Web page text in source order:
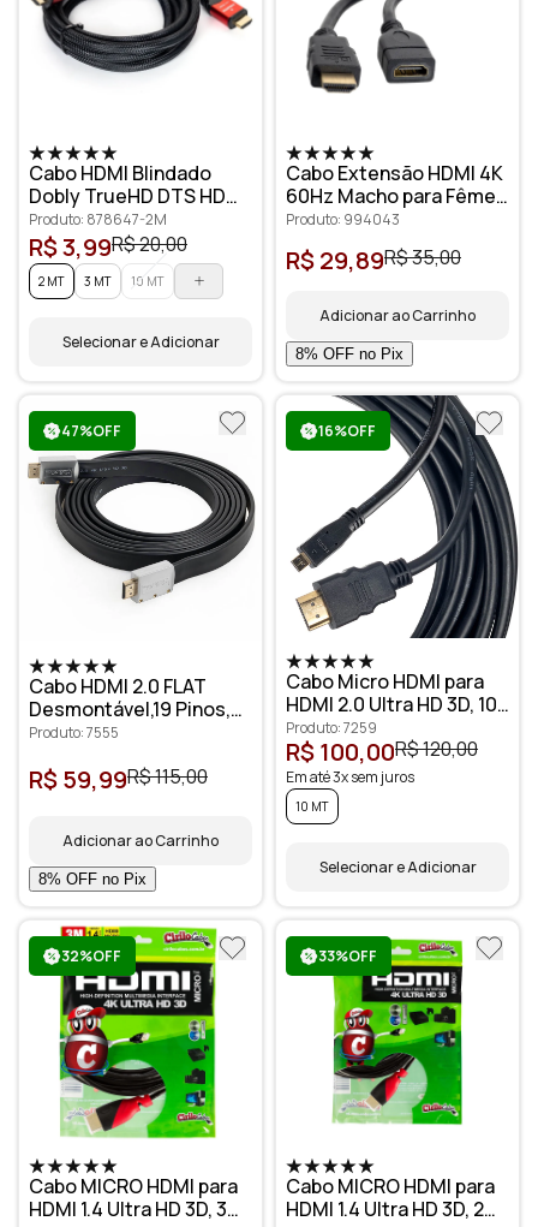
Cabo HDMI Blindado
Dobly TrueHD DTS HD
3D Audio 7.1
Produto: 878647-2M
R$ 3,99R$ 20,00
2 MT 3 MT 10 MT
Selecionar e Adicionar
Cabo Extensão HDMI 4K
60Hz Macho para Fêmea
2 metros
Produto: 994043
R$ 29,89R$ 35,00
Adicionar ao Carrinho
47%OFF
Cabo HDMI 2.0 FLAT
Desmontável,19 Pinos,
4K, Ultra HD, 3D - 3
Produto: 7555
R$ 59,99R$ 115,00
Adicionar ao Carrinho
16%OFF
Cabo Micro HDMI para
HDMI 2.0 Ultra HD 3D, 10
metros - Cirilo Cabos
Produto: 7259
R$ 100,00R$ 120,00
Em até 3x sem juros
10 MT
Selecionar e Adicionar
32%OFF
Cabo MICRO HDMI para
HDMI 1.4 Ultra HD 3D, 3
33%OFF
Cabo MICRO HDMI para
HDMI 1.4 Ultra HD 3D, 2